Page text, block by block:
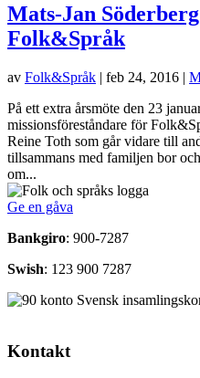
Mats-Jan
Folk&Språk
av Folk&Språk | feb 24, 2016 |
På ett extra årsmöte den 23
missionsföreståndare för
Reine Toth som går vidare till
tillsammans med familjen bor
om...
Ge en gåva
Bankgiro: 900-7287
Swish: 123 900 7287
Kontakt